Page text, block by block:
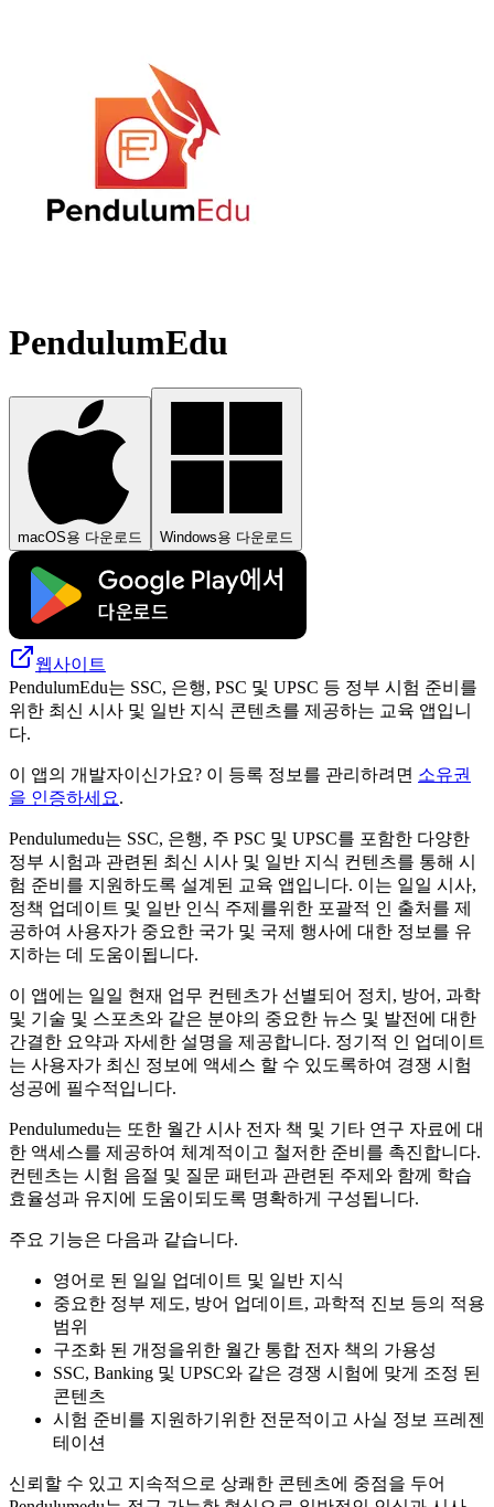
PendulumEdu
macOS용 다운로드 Windows용 다운로드
웹사이트
PendulumEdu는 SSC, 은행, PSC 및 UPSC 등 정부 시험 준비를
위한 최신 시사 및 일반 지식 콘텐츠를 제공하는 교육 앱입니
다.
이 앱의 개발자이신가요? 이 등록 정보를 관리하려면 소유권
을 인증하세요.
Pendulumedu는 SSC, 은행, 주 PSC 및 UPSC를 포함한 다양한
정부 시험과 관련된 최신 시사 및 일반 지식 컨텐츠를 통해 시
험 준비를 지원하도록 설계된 교육 앱입니다. 이는 일일 시사,
정책 업데이트 및 일반 인식 주제를위한 포괄적 인 출처를 제
공하여 사용자가 중요한 국가 및 국제 행사에 대한 정보를 유
지하는 데 도움이됩니다.
이 앱에는 일일 현재 업무 컨텐츠가 선별되어 정치, 방어, 과학
및 기술 및 스포츠와 같은 분야의 중요한 뉴스 및 발전에 대한
간결한 요약과 자세한 설명을 제공합니다. 정기적 인 업데이트
는 사용자가 최신 정보에 액세스 할 수 있도록하여 경쟁 시험
성공에 필수적입니다.
Pendulumedu는 또한 월간 시사 전자 책 및 기타 연구 자료에 대
한 액세스를 제공하여 체계적이고 철저한 준비를 촉진합니다.
컨텐츠는 시험 음절 및 질문 패턴과 관련된 주제와 함께 학습
효율성과 유지에 도움이되도록 명확하게 구성됩니다.
주요 기능은 다음과 같습니다.
영어로 된 일일 업데이트 및 일반 지식
중요한 정부 제도, 방어 업데이트, 과학적 진보 등의 적용
범위
구조화 된 개정을위한 월간 통합 전자 책의 가용성
SSC, Banking 및 UPSC와 같은 경쟁 시험에 맞게 조정 된
콘텐츠
시험 준비를 지원하기위한 전문적이고 사실 정보 프레젠
테이션
신뢰할 수 있고 지속적으로 상쾌한 콘텐츠에 중점을 두어